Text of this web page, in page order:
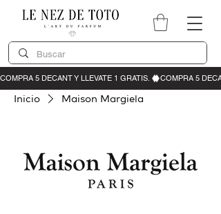
Inicio Maison Margiela